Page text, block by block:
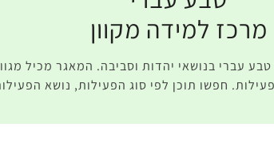
מרכז למידה מקוון
עברי בנושאי יהדות וסביבה. המאגר מכיל
חפשו תוכן לפי סוג הפעילות, נושא